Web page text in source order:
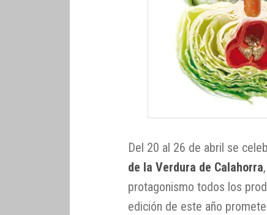
Del 20 al 26 de abril se
de la Verdura de Calahorra
protagonismo todos los
edición de este año